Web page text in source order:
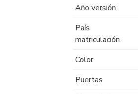
Año versión
País
matriculación
Color
Puertas